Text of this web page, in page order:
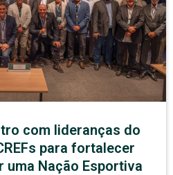
com lideranças do
para fortalecer
Nação Esportiva